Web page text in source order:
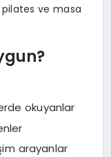
ve masa
okuyanlar
arayanlar